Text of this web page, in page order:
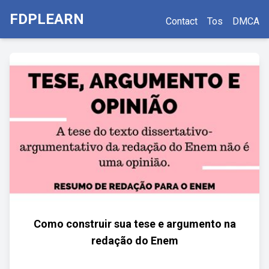
FDPLEARN Contact Tos DMCA
Como construir sua tese e argumento na
redação do Enem